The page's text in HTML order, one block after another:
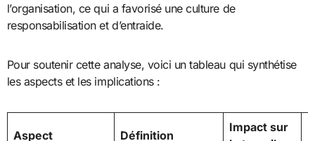
l’organisation, ce qui a favorisé une culture de
responsabilisation et d’entraide.
Pour soutenir cette analyse, voici un tableau qui synthétise
les aspects et les implications :
Aspect Définition
Impact sur